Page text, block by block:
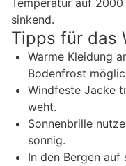
Temperatur auf
sinkend.
Tipps für das
Warme Kleidung
Bodenfrost
Windfeste Jacke
weht.
Sonnenbrille
sonnig.
In den Bergen